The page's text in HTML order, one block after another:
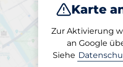
Karte
Zur Aktivierung
an Google
Siehe
Parken
Laden am